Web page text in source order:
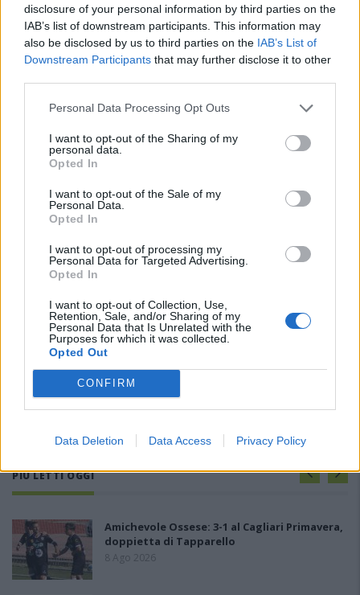
disclosure of your personal information by third parties on the
IAB’s list of downstream participants. This information may
also be disclosed by us to third parties on the IAB’s List of
Downstream Participants that may further disclose it to other
Personal Data Processing Opt Outs
I want to opt-out of the Sharing of my
personal data.
Opted In
I want to opt-out of the Sale of my
Personal Data.
Opted In
I want to opt-out of processing my
Personal Data for Targeted Advertising.
Opted In
I want to opt-out of Collection, Use,
Retention, Sale, and/or Sharing of my
Personal Data that Is Unrelated with the
Purposes for which it was collected.
Opted Out
CONFIRM
Data Deletion Data Access Privacy Policy
PIÙ LETTI OGGI
Amichevole Ossese: 3-1 al Cagliari Primavera,
doppietta di Tapparello
8 Ago 2026